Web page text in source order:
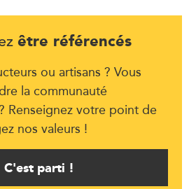
être référencés
ou artisans ? Vous
la communauté
Renseignez votre point de
nos valeurs !
C'est parti !